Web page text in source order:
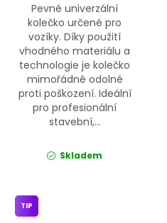
Pevné univerzální
kolečko určené pro
vozíky. Díky použití
vhodného materiálu a
technologie je kolečko
mimořádně odolné
proti poškození. Ideální
pro profesionální
stavební,...
Skladem
TIP